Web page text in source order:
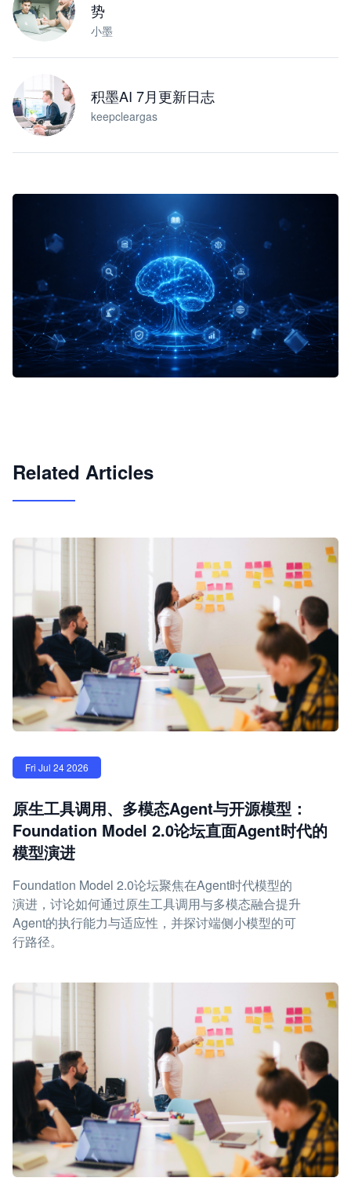
势
小墨
积墨AI 7月更新日志
keepcleargas
Related Articles
Fri Jul 24 2026
原生工具调用、多模态Agent与开源模型：
Foundation Model 2.0论坛直面Agent时代的
模型演进
Foundation Model 2.0论坛聚焦在Agent时代模型的
演进，讨论如何通过原生工具调用与多模态融合提升
Agent的执行能力与适应性，并探讨端侧小模型的可
行路径。